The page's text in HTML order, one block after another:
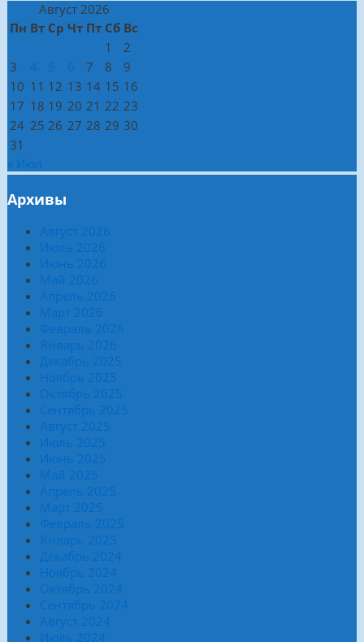
Август 2026
Пн Вт Ср Чт Пт Сб Вс
1
2
3
4 5 6 7 8
9
10 11 12 13 14 15 16
17 18 19 20 21 22 23
24 25 26 27 28 29 30
31
« Июл
Архивы
Август 2026
Июль 2026
Июнь 2026
Май 2026
Апрель 2026
Март 2026
Февраль 2026
Январь 2026
Декабрь 2025
Ноябрь 2025
Октябрь 2025
Сентябрь 2025
Август 2025
Июль 2025
Июнь 2025
Май 2025
Апрель 2025
Март 2025
Февраль 2025
Январь 2025
Декабрь 2024
Ноябрь 2024
Октябрь 2024
Сентябрь 2024
Август 2024
Июль 2024